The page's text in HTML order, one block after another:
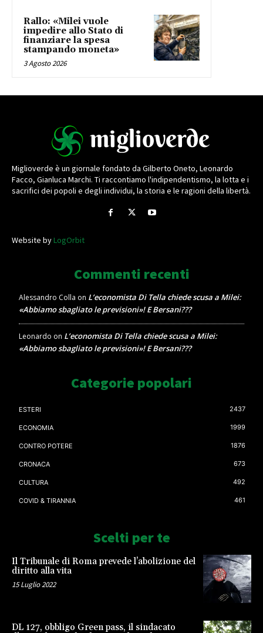
Rallo: «Milei vuole
impedire allo Stato di
finanziare la spesa
stampando moneta»
3 Agosto 2026
Miglioverde è un giornale fondato da Gilberto Oneto, Leonardo
Facco, Gianluca Marchi. Ti raccontiamo l'indipendentismo, la lotta e i
sacrifici dei popoli e degli individui, la storia e le ragioni della libertà.
Website byLogOrbit
Commenti recenti
Alessandro Colla on L’economista Di Tella chiede scusa a Milei:
«Abbiamo sbagliato le previsioni»! E Bersani???
Leonardo on L’economista Di Tella chiede scusa a Milei:
«Abbiamo sbagliato le previsioni»! E Bersani???
Categorie popolari
ESTERI 2437
ECONOMIA 1999
CONTRO POTERE 1876
CRONACA 673
CULTURA 492
COVID & TIRANNIA 461
Scelti per te
Il Tribunale di Roma prevede l’abolizione del
diritto alla vita
15 Luglio 2022
DL 127, obbligo Green pass, il sindacato